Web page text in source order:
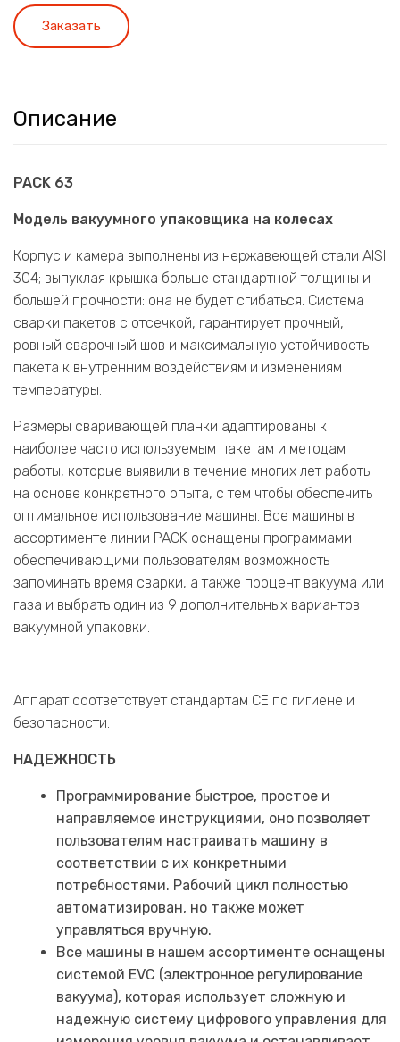
Заказать
Описание
PACK 63
Модель вакуумного упаковщика на колесах
Корпус и камера выполнены из нержавеющей стали AISI
304; выпуклая крышка больше стандартной толщины и
большей прочности: она не будет сгибаться. Система
сварки пакетов с отсечкой, гарантирует прочный,
ровный сварочный шов и максимальную устойчивость
пакета к внутренним воздействиям и изменениям
температуры.
Размеры сваривающей планки адаптированы к
наиболее часто используемым пакетам и методам
работы, которые выявили в течение многих лет работы
на основе конкретного опыта, с тем чтобы обеспечить
оптимальное использование машины. Все машины в
ассортименте линии PACK оснащены программами
обеспечивающими пользователям возможность
запоминать время сварки, а также процент вакуума или
газа и выбрать один из 9 дополнительных вариантов
вакуумной упаковки.
Аппарат соответствует стандартам СЕ по гигиене и
безопасности.
НАДЕЖНОСТЬ
​Программирование быстрое, простое и
направляемое инструкциями, оно позволяет
пользователям настраивать машину в
соответствии с их конкретными
потребностями. Рабочий цикл полностью
автоматизирован, но также может
управляться вручную.
Все машины в нашем ассортименте оснащены
системой EVC (электронное регулирование
вакуума), которая использует сложную и
надежную систему цифрового управления для